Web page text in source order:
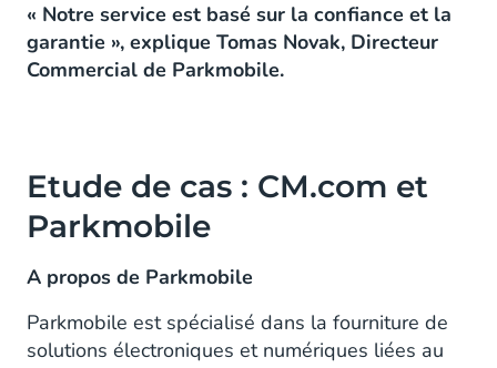
« Notre service est basé sur la confiance et la
garantie », explique Tomas Novak, Directeur
Commercial de Parkmobile.
Etude de cas : CM.com et
Parkmobile
A propos de Parkmobile
Parkmobile est spécialisé dans la fourniture de
solutions électroniques et numériques liées au